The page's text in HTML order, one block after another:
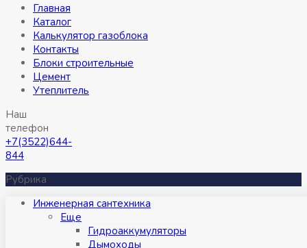
Главная
Каталог
Калькулятор газоблока
Контакты
Блоки строительные
Цемент
Утеплитель
Наш
телефон
+7(3522)644-
844
Рубрика
Инженерная сантехника
Eще
Гидроаккумуляторы
Дымоходы